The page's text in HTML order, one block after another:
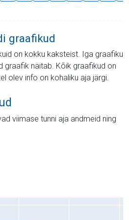
graafikud
on kokku kaksteist. Iga graafiku
graafik näitab. Kõik graafikud on
olev info on kohaliku aja järgi.
viimase tunni aja andmeid ning